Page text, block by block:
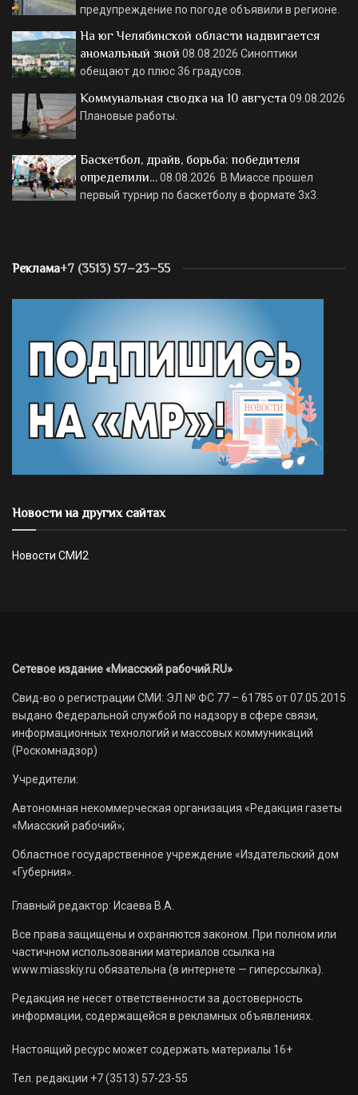
предупреждение по погоде объявили в регионе.
На юг Челябинской области надвигается
аномальный зной 08.08.2026 Синоптики
обещают до плюс 36 градусов.
Коммунальная сводка на 10 августа 09.08.2026
Плановые работы.
Баскетбол, драйв, борьба: победителя
определили…08.08.2026 В Миассе прошел
первый турнир по баскетболу в формате 3х3.
Реклама+7 (3513) 57–23–55
Новости на других сайтах
Новости СМИ2
Сетевое издание «Миасский рабочий.RU»
Свид-во о регистрации СМИ: ЭЛ № ФС 77 – 61785 от 07.05.2015
выдано Федеральной службой по надзору в сфере связи,
информационных технологий и массовых коммуникаций
(Роскомнадзор)
Учредители:
Автономная некоммерческая организация «Редакция газеты
«Миасский рабочий»;
Областное государственное учреждение «Издательский дом
«Губерния».
Главный редактор: Исаева В.А.
Все права защищены и охраняются законом. При полном или
частичном использовании материалов ссылка на
www.miasskiy.ru обязательна (в интернете — гиперссылка).
Редакция не несет ответственности за достоверность
информации, содержащейся в рекламных объявлениях.
Настоящий ресурс может содержать материалы 16+
Тел. редакции +7 (3513) 57-23-55